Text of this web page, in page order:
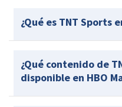
¿Qué es TNT Sports
¿Qué contenido de
disponible en HBO